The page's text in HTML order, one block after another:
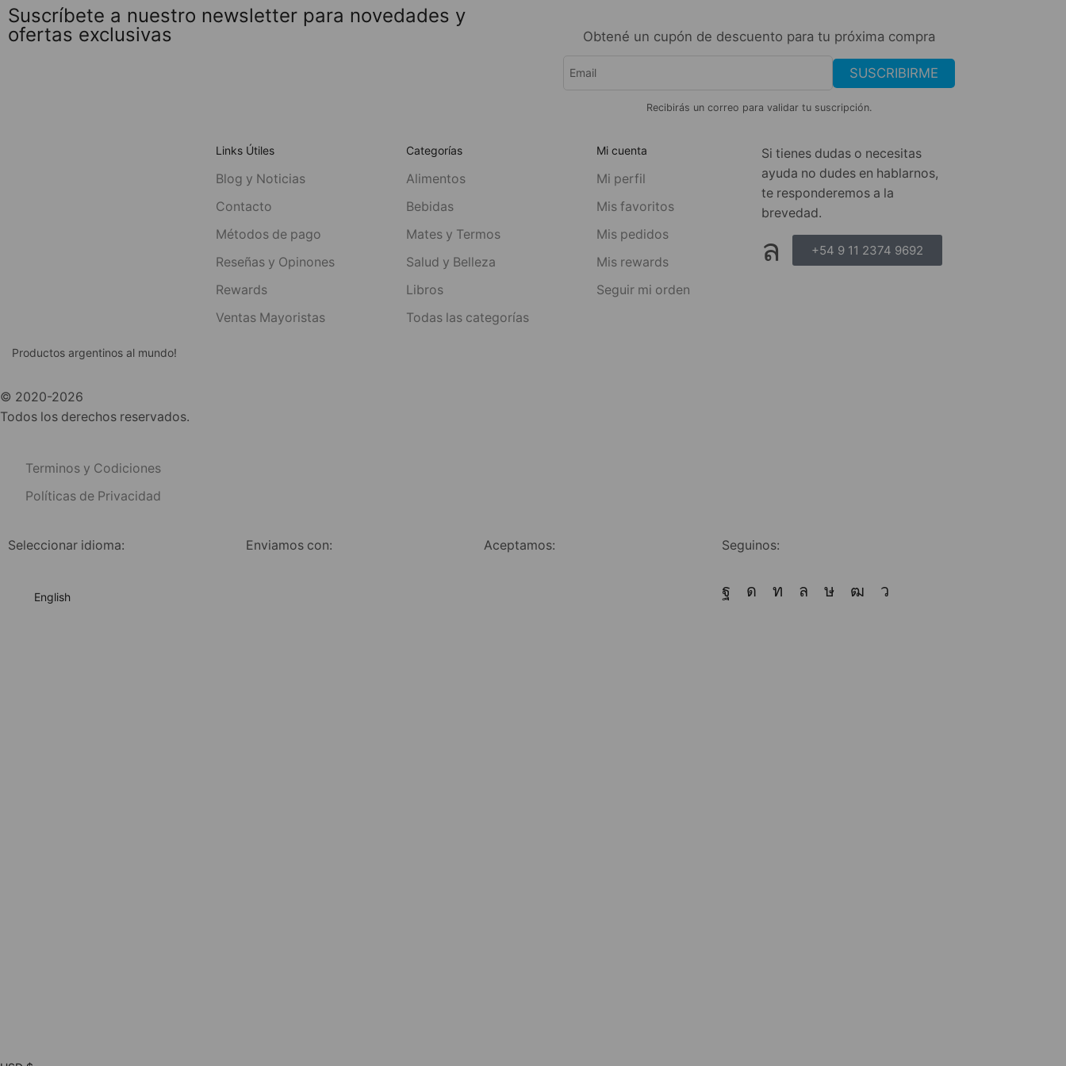
Suscríbete a nuestro newsletter para novedades y
ofertas exclusivas
Obtené un cupón de descuento para tu próxima compra
SUSCRIBIRME
Recibirás un correo para validar tu suscripción.
Productos argentinos al mundo!
© 2020-2026
Todos los derechos reservados.
Terminos y Codiciones
Políticas de Privacidad
Links Útiles
Blog y Noticias
Contacto
Métodos de pago
Reseñas y Opinones
Rewards
Ventas Mayoristas
Categorías
Alimentos
Bebidas
Mates y Termos
Salud y Belleza
Libros
Todas las categorías
Mi cuenta
Mi perfil
Mis favoritos
Mis pedidos
Mis rewards
Seguir mi orden
Si tienes dudas o necesitas
ayuda no dudes en hablarnos,
te responderemos a la
brevedad.
+54 9 11 2374 9692
Seleccionar idioma:
English
Enviamos con: Aceptamos: Seguinos: